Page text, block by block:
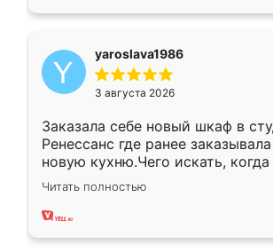
yaroslava1986
3 августа 2026
Заказала себе новый шкаф в
Ренессанс где ранее
новую кухню.Чего искать,
вполне довольна. Служит кухня
два года, нареканий нет.
Читать полностью